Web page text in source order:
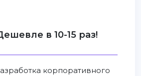
в 10-15 раз!
корпоративного